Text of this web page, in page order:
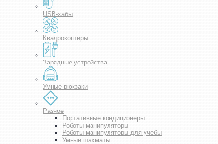
USB-хабы
Квадрокоптеры
Зарядные устройства
Умные рюкзаки
Разное
Портативные кондиционеры
Роботы-манипуляторы
Роботы-манипуляторы для учебы
Умные шахматы